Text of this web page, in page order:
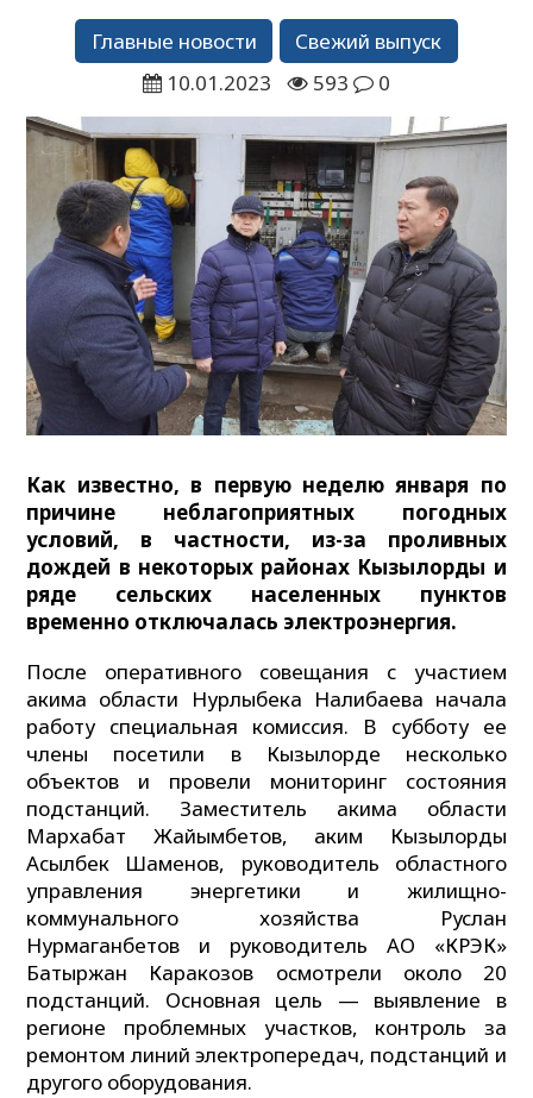
Главные новости
Свежий выпуск
10.01.2023
593 0
Как известно, в первую неделю января по
причине неблагоприятных погодных
условий, в частности, из-за проливных
дождей в некоторых районах Кызылорды и
ряде сельских населенных пунктов
временно отключалась электроэнергия.
После оперативного совещания с участием
акима области Нурлыбека Налибаева начала
работу специальная комиссия. В субботу ее
члены посетили в Кызылорде несколько
объектов и провели мониторинг состояния
подстанций. Заместитель акима области
Мархабат Жайымбетов, аким Кызылорды
Асылбек Шаменов, руководитель областного
управления энергетики и жилищно-
коммунального хозяйства Руслан
Нурмаганбетов и руководитель АО «КРЭК»
Батыржан Каракозов осмотрели около 20
подстанций. Основная цель — выявление в
регионе проблемных участков, контроль за
ремонтом линий электропередач, подстанций и
другого оборудования.